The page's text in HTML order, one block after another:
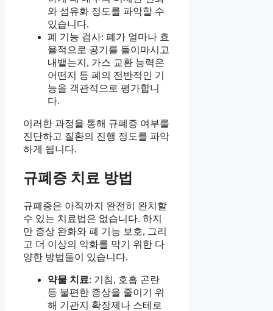
와 섬유화 정도를 파악할 수
있습니다.
폐 기능 검사: 폐가 얼마나 효
율적으로 공기를 들이마시고
내뱉는지, 가스 교환 능력은
어떤지 등 폐의 전반적인 기
능을 객관적으로 평가합니
다.
이러한 과정을 통해 규폐증 여부를
진단하고 질환의 진행 정도를 파악
하게 됩니다.
규폐증 치료 방법
규폐증은 아직까지 완전히 완치할
수 있는 치료법은 없습니다. 하지
만 증상 완화와 폐 기능 보호, 그리
고 더 이상의 악화를 막기 위한 다
양한 방법들이 있습니다.
약물 치료: 기침, 호흡 곤란
등 불편한 증상을 줄이기 위
해 기관지 확장제나 스테로